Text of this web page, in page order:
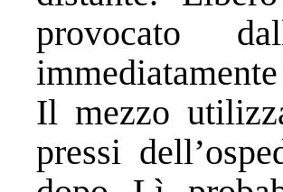
provocato
Il mezzo
pressi